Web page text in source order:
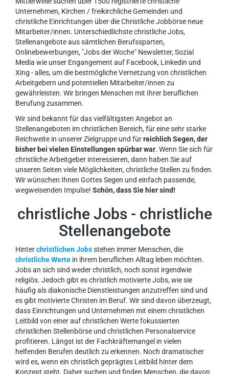
Unternehmen, Kirchen / freikirchliche Gemeinden und
christliche Einrichtungen über die Christliche Jobbörse neue
Mitarbeiter/innen. Unterschiedlichste christliche Jobs,
Stellenangebote aus sämtlichen Berufssparten,
Onlinebewerbungen, "Jobs der Woche" Newsletter, Sozial
Media wie unser Engangement auf Facebook, Linkedin und
Xing - alles, um die bestmögliche Vernetzung von christlichen
Arbeitgebern und potentiellen Mitarbeiter/innen zu
gewährleisten. Wir bringen Menschen mit Ihrer beruflichen
Berufung zusammen.
Wir sind bekannt für das vielfältigsten Angebot an
Stellenangeboten im christlichen Bereich, für eine sehr starke
Reichweite in unserer Zielgruppe und fürreichlich Segen, der
bisher bei vielen Einstellungen spürbar war. Wenn Sie sich für
christliche Arbeitgeber interessieren, dann haben Sie auf
unseren Seiten viele Möglichkeiten, christliche Stellen zu finden.
Wir wünschen Ihnen Gottes Segen und einfach passende,
wegweisenden Impulse! Schön, dass Sie hier sind!
christliche Jobs - christliche
Stellenangebote
Hinterchristlichen Jobsstehen immer Menschen, die
christliche Werte in ihrem beruflichen Alltag leben möchten.
Jobs an sich sind weder christlich, noch sonst irgendwie
religiös. Jedoch gibt es christlich motivierte Jobs, wie sie
häufig als diakonische Dienstleistungen anzutreffen sind und
es gibt motivierte Christen im Beruf. Wir sind davon überzeugt,
dass Einrichtungen und Unternehmen mit einem christlichen
Leitbild von einer auf christlichen Werte fokussierten
christlichen Stellenbörse und christlichen Personalservice
profitieren. Längst ist der Fachkräftemangel in vielen
helfenden Berufen deutlich zu erkennen. Noch dramatischer
wird es, wenn ein christlich geprägtes Leitbild hinter dem
Konzept steht. Daher suchen und finden Menschen, die davon